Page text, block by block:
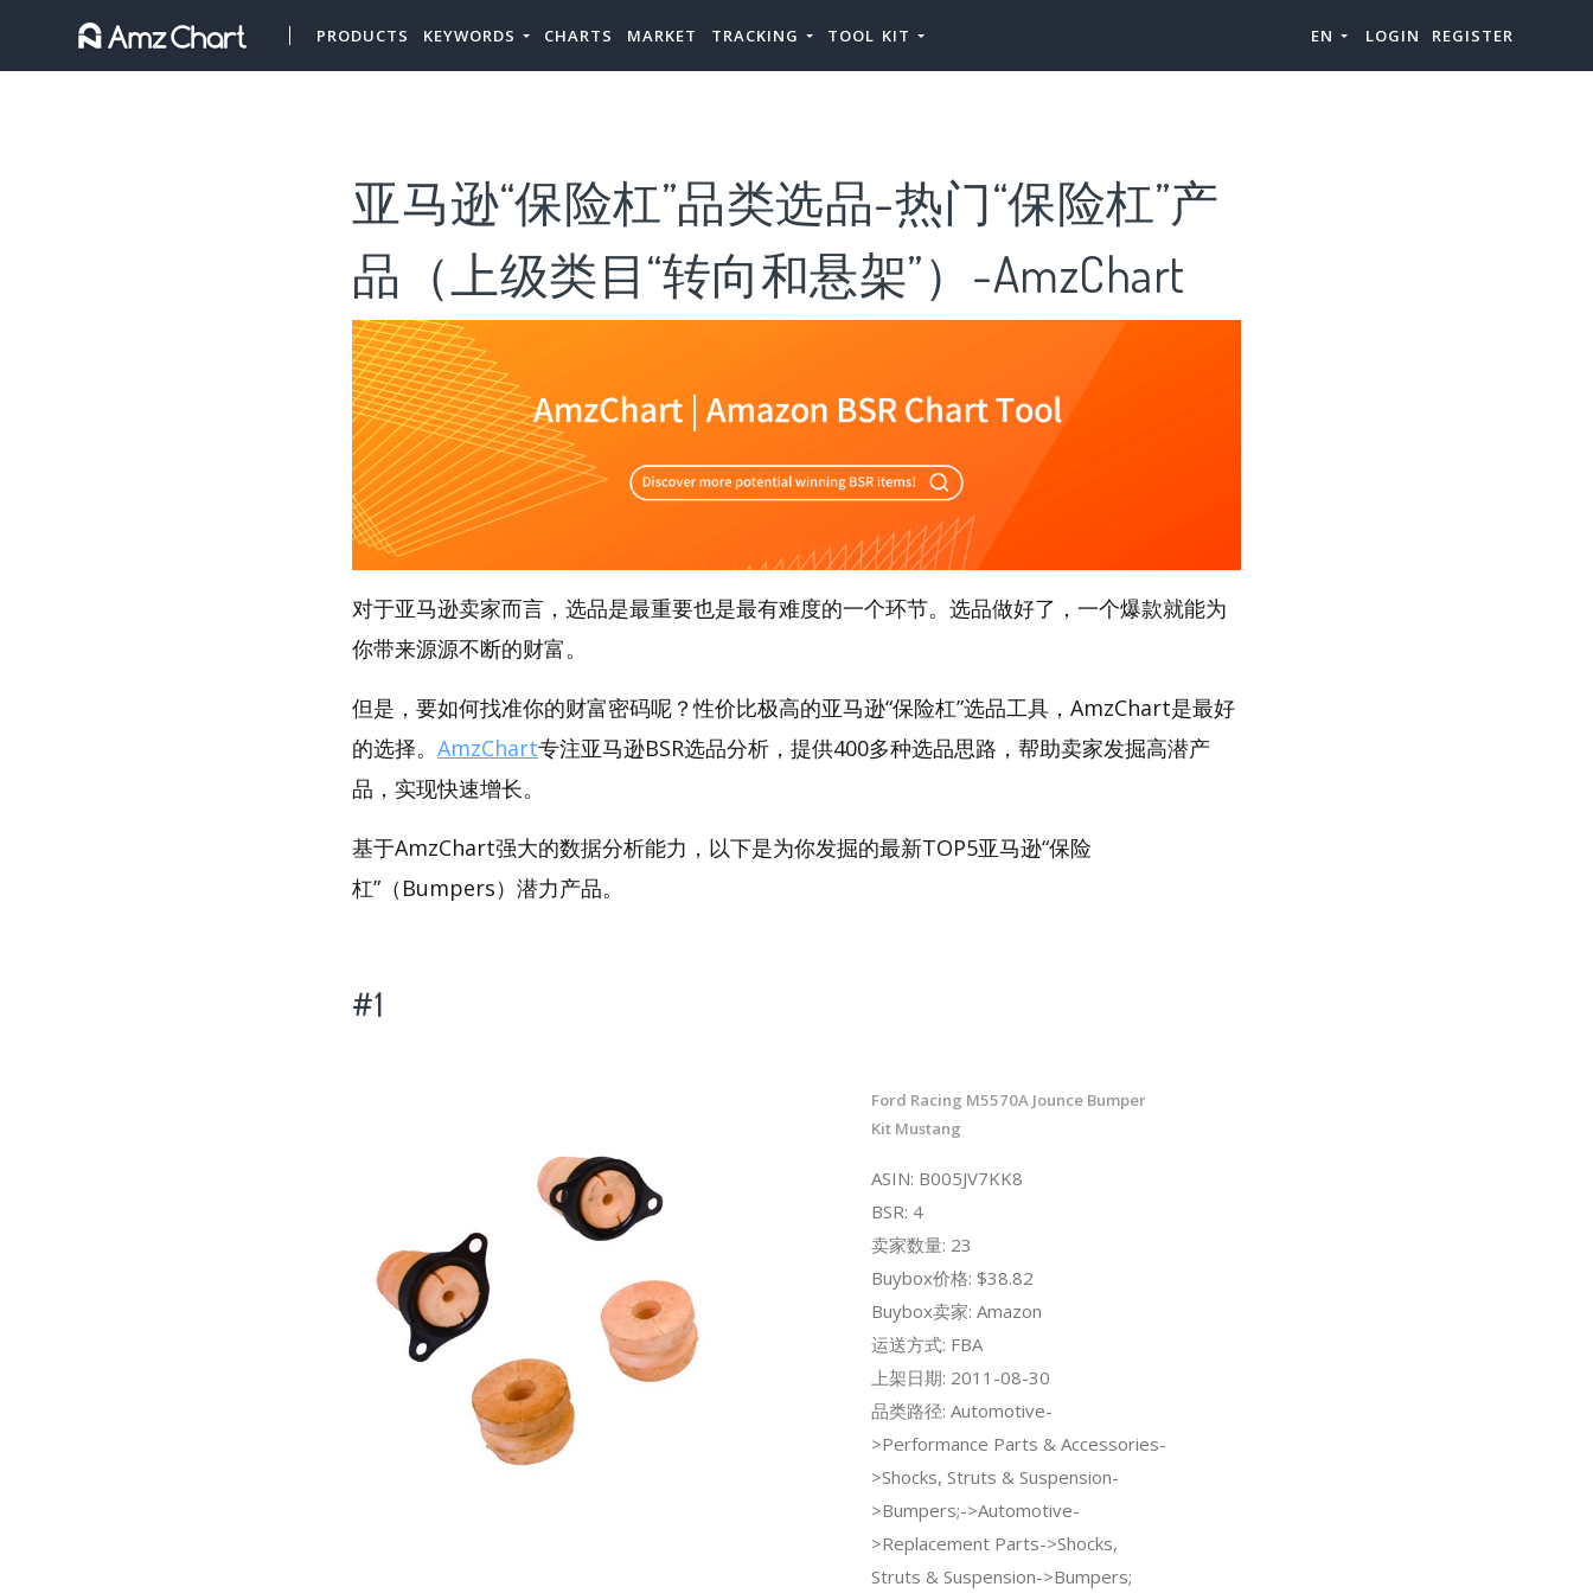
PRODUCTS KEYWORDS CHARTS MARKET TRACKING TOOL KIT EN LOGIN REGISTER
亚马逊“保险杠”品类选品-热门“保险杠”产
品（上级类目“转向和悬架”）-AmzChart
对于亚马逊卖家而言，选品是最重要也是最有难度的一个环节。选品做好了，一个爆款就能为
你带来源源不断的财富。
但是，要如何找准你的财富密码呢？性价比极高的亚马逊“保险杠”选品工具，AmzChart是最好
的选择。 AmzChart专注亚马逊BSR选品分析，提供400多种选品思路，帮助卖家发掘高潜产
品，实现快速增长。
基于AmzChart强大的数据分析能力，以下是为你发掘的最新TOP5亚马逊“保险
杠”（Bumpers）潜力产品。
#1
Ford Racing M5570A Jounce Bumper
Kit Mustang
ASIN: B005JV7KK8
BSR: 4
卖家数量: 23
Buybox价格: $38.82
Buybox卖家: Amazon
运送方式: FBA
上架日期: 2011-08-30
品类路径: Automotive-
>Performance Parts & Accessories-
>Shocks, Struts & Suspension-
>Bumpers;->Automotive-
>Replacement Parts->Shocks,
Struts & Suspension->Bumpers;